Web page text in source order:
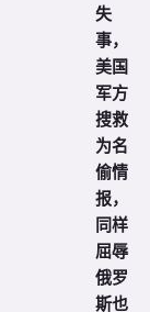
失
事，
美国
军方
搜救
为名
偷情
报，
同样
屈辱
俄罗
斯也